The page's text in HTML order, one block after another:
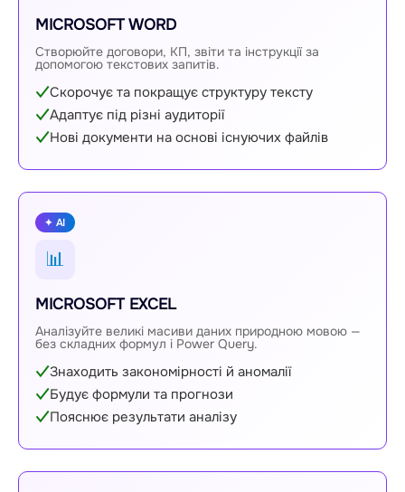
MICROSOFT WORD
Створюйте договори, КП, звіти та інструкції за
допомогою текстових запитів.
Скорочує та покращує структуру тексту
Адаптує під різні аудиторії
Нові документи на основі існуючих файлів
✦ AI
📊
MICROSOFT EXCEL
Аналізуйте великі масиви даних природною мовою —
без складних формул і Power Query.
Знаходить закономірності й аномалії
Будує формули та прогнози
Пояснює результати аналізу